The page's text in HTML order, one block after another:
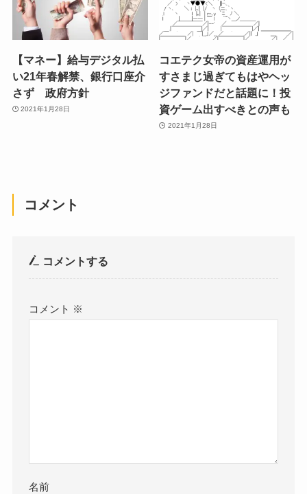
【マネー】給与デジタル払
い21年春解禁、銀行口座介
さず 政府方針
2021年1月28日
コエテク女帝の資産運用が
すさまじ過ぎてもはやヘッ
ジファンドだと話題に！投
資ゲーム出すべきとの声も
2021年1月28日
コメント
コメントする
コメント ※
名前